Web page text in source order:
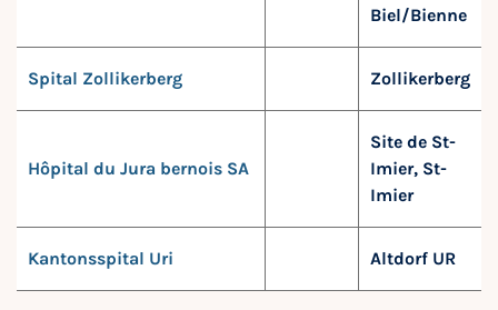
Biel/Bienne
Spital Zollikerberg Zollikerberg
Hôpital du Jura bernois SA
Site de St-
Imier, St-
Imier
Kantonsspital Uri Altdorf UR